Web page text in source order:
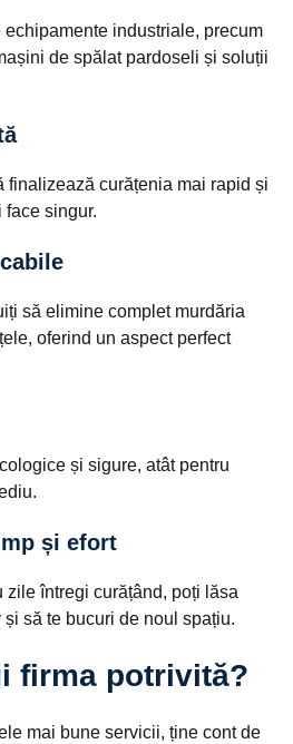
industriale, precum
de spălat pardoseli și soluții
finalizează curățenia mai rapid și
face singur.
să elimine complet murdăria
oferind un aspect perfect
și sigure, atât pentru
și efort
zile întregi curățând, poți lăsa
să te bucuri de noul spațiu.
firma potrivită?
mai bune servicii, ține cont de